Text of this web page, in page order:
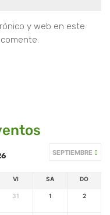
y web en este
SEPTIEMBRE
VI SA DO
31 1 2